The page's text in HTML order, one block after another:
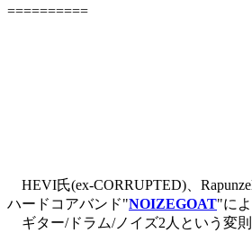
==========
HEVI氏(ex-CORRUPTED)、
ハードコアバンド"NOIZEGOAT"に
ギター/ドラム/ノイズ2人という変